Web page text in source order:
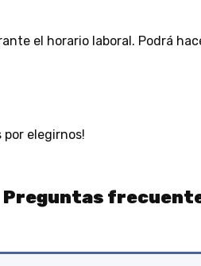
el horario laboral. Podrá
por elegirnos!
Preguntas